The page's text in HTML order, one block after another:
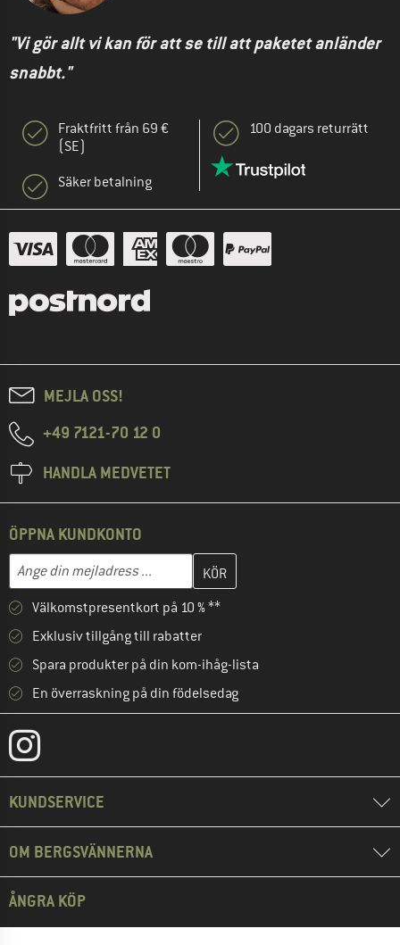
"Vi gör allt vi kan för att se till att paketet anländer
snabbt."
Fraktfritt från 69 €
(SE)
Säker betalning
100 dagars returrätt
MEJLA OSS!
+49 7121-70 12 0
HANDLA MEDVETET
ÖPPNA KUNDKONTO
Mejladress
Skriv in din e-postadress här och skapa ditt kundkonto i nästa
Välkomstpresentkort på 10 % **
Exklusiv tillgång till rabatter
Spara produkter på din kom-ihåg-lista
En överraskning på din födelsedag
KUNDSERVICE
OM BERGSVÄNNERNA
ÅNGRA KÖP